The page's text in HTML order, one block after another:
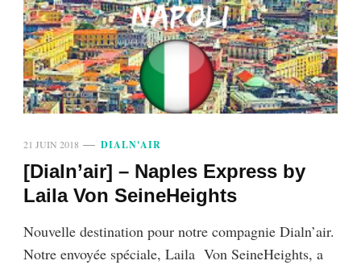
21 JUIN 2018 DIALN'AIR
[Dialn’air] – Naples Express by
Laila Von SeineHeights
Nouvelle destination pour notre compagnie Dialn’air.
Notre envoyée spéciale, Laila Von SeineHeights, a